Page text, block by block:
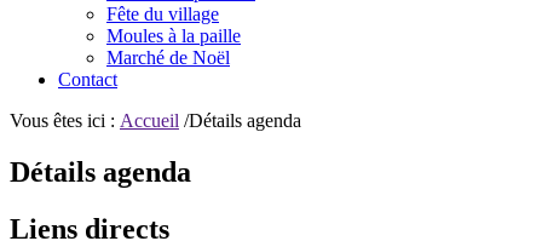
Fête du village
Moules à la paille
Marché de Noël
Contact
Vous êtes ici : Accueil /Détails agenda
Détails agenda
Liens directs